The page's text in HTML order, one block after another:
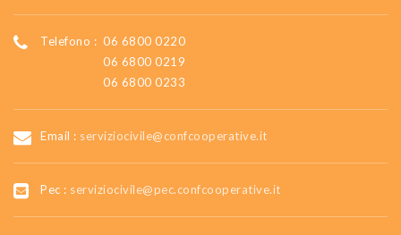
Telefono : 06 6800 0220
06 6800 0219
06 6800 0233
Email : serviziocivile@confcooperative.it
Pec : serviziocivile@pec.confcooperative.it